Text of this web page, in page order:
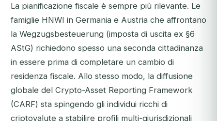
La pianificazione fiscale è sempre più rilevante. Le
famiglie HNWI in Germania e Austria che affrontano
la Wegzugsbesteuerung (imposta di uscita ex §6
AStG) richiedono spesso una seconda cittadinanza
in essere prima di completare un cambio di
residenza fiscale. Allo stesso modo, la diffusione
globale del Crypto-Asset Reporting Framework
(CARF) sta spingendo gli individui ricchi di
criptovalute a stabilire profili multi-giurisdizionali